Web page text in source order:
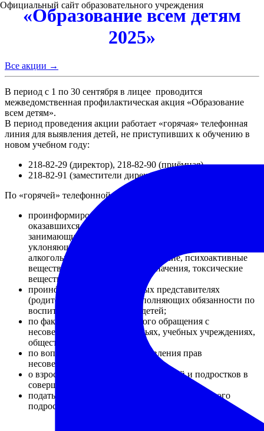
Официальный сайт образовательного учреждения
«Образование всем детям
2025»
Все акции →
В период с 1 по 30 сентября в лицее проводится
межведомственная профилактическая акция «Образование
всем детям».
В период проведения акции работает «горячая» телефонная
линия для выявления детей, не приступивших к обучению в
новом учебном году:
218-82-29 (директор), 218-82-90 (приёмная)
218-82-91 (заместители директора) .
По «горячей» телефонной линии вы можете:
проинформировать о выявленных несовершеннолетних,
оказавшихся в социально опасном положении,
занимающихся бродяжничеством, попрошайничеством,
уклоняющихся от обучения, употребляющих
алкогольные напитки, наркотические, психоактивные
вещества без медицинского назначения, токсические
вещества;
проинформировать о законных представителях
(родителях, опекунах) не исполняющих обязанности по
воспитанию и содержанию детей;
по фактам насилия и жестокого обращения с
несовершеннолетними в семьях, учебных учреждениях,
общественных местах;
по вопросам защиты, восстановления прав
несовершеннолетних;
о взрослых лицах, вовлекающих детей и подростков в
совершении противоправных действий;
подать информацию о точках продажи спиртного
подросткам.